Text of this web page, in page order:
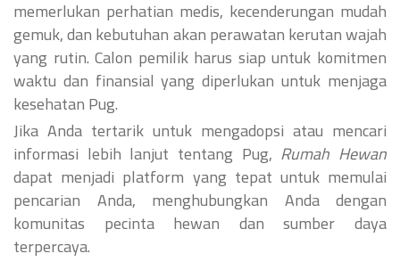
memerlukan perhatian medis, kecenderungan mudah
gemuk, dan kebutuhan akan perawatan kerutan wajah
yang rutin. Calon pemilik harus siap untuk komitmen
waktu dan finansial yang diperlukan untuk menjaga
kesehatan Pug.
Jika Anda tertarik untuk mengadopsi atau mencari
informasi lebih lanjut tentang Pug, Rumah Hewan
dapat menjadi platform yang tepat untuk memulai
pencarian Anda, menghubungkan Anda dengan
komunitas pecinta hewan dan sumber daya
terpercaya.